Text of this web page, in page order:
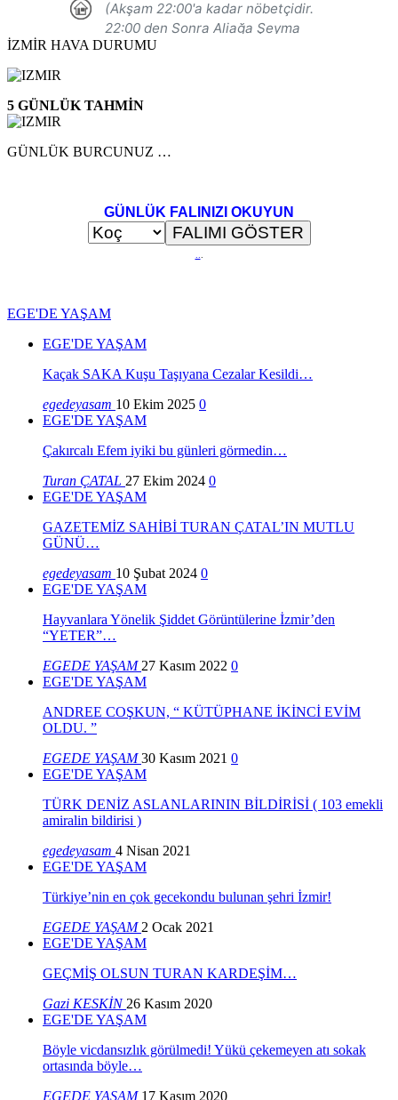
İZMİR HAVA DURUMU
5 GÜNLÜK TAHMİN
GÜNLÜK BURCUNUZ …
GÜNLÜK FALINIZI OKUYUN
...
EGE'DE YAŞAM
EGE'DE YAŞAM
Kaçak SAKA Kuşu Taşıyana Cezalar Kesildi…
egedeyasam 10 Ekim 2025 0
EGE'DE YAŞAM
Çakırcalı Efem iyiki bu günleri görmedin…
Turan ÇATAL 27 Ekim 2024 0
EGE'DE YAŞAM
GAZETEMİZ SAHİBİ TURAN ÇATAL’IN MUTLU
GÜNÜ…
egedeyasam 10 Şubat 2024 0
EGE'DE YAŞAM
Hayvanlara Yönelik Şiddet Görüntülerine İzmir’den
“YETER”…
EGEDE YAŞAM 27 Kasım 2022 0
EGE'DE YAŞAM
ANDREE COŞKUN, “ KÜTÜPHANE İKİNCİ EVİM
OLDU. ”
EGEDE YAŞAM30 Kasım 2021 0
EGE'DE YAŞAM
TÜRK DENİZ ASLANLARININ BİLDİRİSİ ( 103 emekli
amiralin bildirisi )
egedeyasam 4 Nisan 2021
EGE'DE YAŞAM
Türkiye’nin en çok gecekondu bulunan şehri İzmir!
EGEDE YAŞAM 2 Ocak 2021
EGE'DE YAŞAM
GEÇMİŞ OLSUN TURAN KARDEŞİM…
Gazi KESKİN 26 Kasım 2020
EGE'DE YAŞAM
Böyle vicdansızlık görülmedi! Yükü çekemeyen atı sokak
ortasında böyle…
EGEDE YAŞAM 17 Kasım 2020